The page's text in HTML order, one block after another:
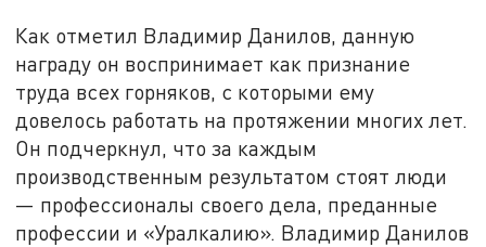
Как отметил Владимир Данилов, данную
награду он воспринимает как признание
труда всех горняков, с которыми ему
довелось работать на протяжении многих лет.
Он подчеркнул, что за каждым
производственным результатом стоят люди
— профессионалы своего дела, преданные
профессии и «Уралкалию». Владимир Данилов